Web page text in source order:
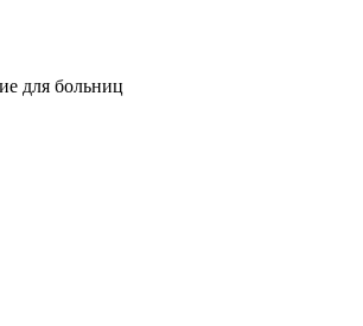
для больниц